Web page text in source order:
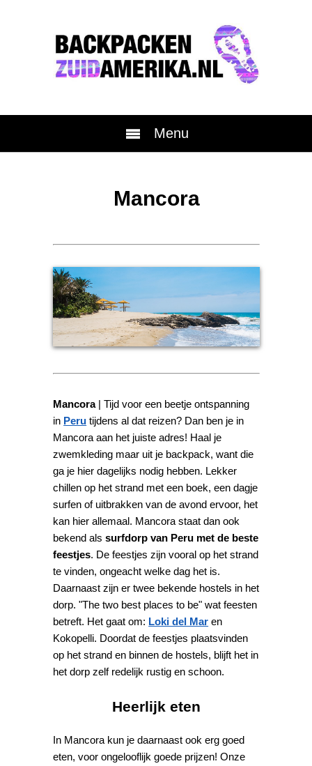
Menu
Mancora
Mancora| Tijd voor een beetje ontspanning
in Peru tijdens al dat reizen? Dan ben je in
Mancora aan het juiste adres! Haal je
zwemkleding maar uit je backpack, want die
ga je hier dagelijks nodig hebben. Lekker
chillen op het strand met een boek, een dagje
surfen of uitbrakken van de avond ervoor, het
kan hier allemaal. Mancora staat dan ook
bekend alssurfdorp van Peru met de beste
feestjes. De feestjes zijn vooral op het strand
te vinden, ongeacht welke dag het is.
Daarnaast zijn er twee bekende hostels in het
dorp. "The two best places to be" wat feesten
betreft. Het gaat om: Loki del Mar en
Kokopelli. Doordat de feestjes plaatsvinden
op het strand en binnen de hostels, blijft het in
het dorp zelf redelijk rustig en schoon.
Heerlijk eten
In Mancora kun je daarnaast ook erg goed
eten, voor ongelooflijk goede prijzen! Onze